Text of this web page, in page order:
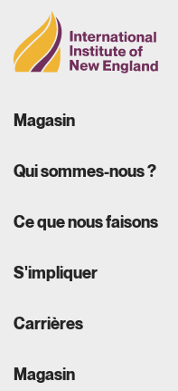
Magasin
Qui sommes-nous ?
Ce que nous faisons
S'impliquer
Carrières
Magasin